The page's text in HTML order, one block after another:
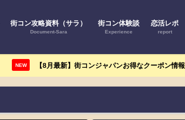
街コン攻略資料（サラ）
Document-Sara
街コン体験談
Experience
恋活レポ
report
NEW 【8月最新】街コンジャパンお得なクーポン情報